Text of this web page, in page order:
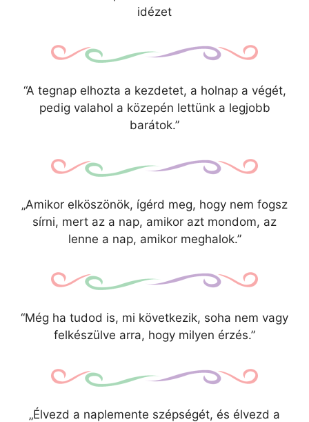
idézet
“A tegnap elhozta a kezdetet, a holnap a végét,
pedig valahol a közepén lettünk a legjobb
barátok.”
„Amikor elköszönök, ígérd meg, hogy nem fogsz
sírni, mert az a nap, amikor azt mondom, az
lenne a nap, amikor meghalok.”
“Még ha tudod is, mi következik, soha nem vagy
felkészülve arra, hogy milyen érzés.”
„Élvezd a naplemente szépségét, és élvezd a